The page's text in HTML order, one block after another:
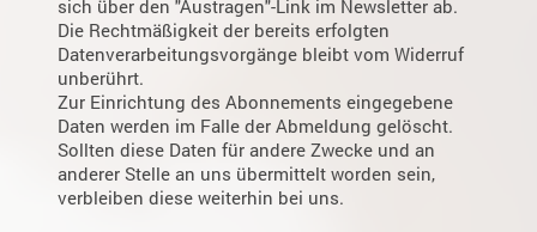
sich über den "Austragen"-Link im Newsletter ab.
Die Rechtmäßigkeit der bereits erfolgten
Datenverarbeitungsvorgänge bleibt vom Widerruf
unberührt.
Zur Einrichtung des Abonnements eingegebene
Daten werden im Falle der Abmeldung gelöscht.
Sollten diese Daten für andere Zwecke und an
anderer Stelle an uns übermittelt worden sein,
verbleiben diese weiterhin bei uns.